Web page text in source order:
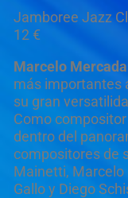
Jamboree Jazz
12 €
Marcelo
más importantes
su gran
Como
dentro del
compositores de
Mainetti, Marcelo
Gallo y Diego